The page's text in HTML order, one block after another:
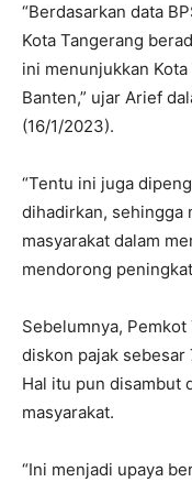
“Berdasarkan data
Kota Tangerang
ini menunjukkan
Banten,” ujar Arief
(16/1/2023).
“Tentu ini juga
dihadirkan, sehingga
masyarakat dalam
mendorong
Sebelumnya,
diskon pajak sebesar
Hal itu pun disambut
masyarakat.
“Ini menjadi upaya